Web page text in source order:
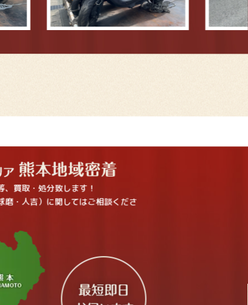
買取・処分致します！
・人吉）に関してはご相談くださ